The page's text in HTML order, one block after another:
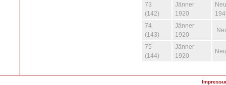
73
(142)
Jänner
1920
74
(143)
Jänner
1920
75
(144)
Jänner
1920